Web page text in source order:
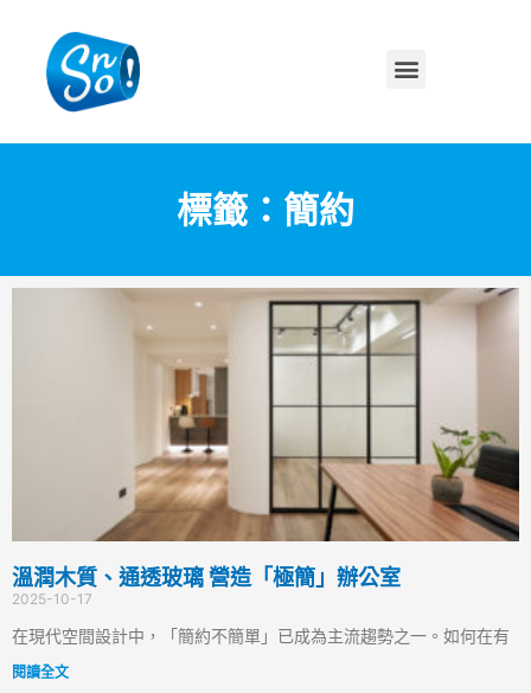
標籤：簡約
溫潤木質、通透玻璃 營造「極簡」辦公室
2025-10-17
在現代空間設計中，「簡約不簡單」已成為主流趨勢之一。如何在有
閱讀全文